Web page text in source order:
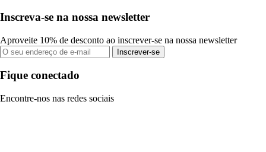
Inscreva-se na nossa newsletter
Aproveite 10% de desconto ao inscrever-se na nossa newsletter
Inscrever-se
Fique conectado
Encontre-nos nas redes sociais